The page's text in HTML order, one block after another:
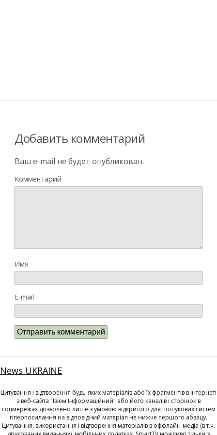
Добавить комментарий
Ваш e-mail не будет опубликован.
Комментарий
Имя
E-mail
News UKRAINE
Цитування і відтворення будь-яких матеріалів або їх фрагментів в Інтернеті
з веб-сайта "Ізюм Інформаційний" або його каналів і сторінок в
соцмережах дозволено лише з умовою відкритого для пошукових систем
гіперпосилання на відповідний матеріал не нижче першого абзацу.
Цитування, використання і відтворення матеріалів в оффлайн-медіа (в т.ч.